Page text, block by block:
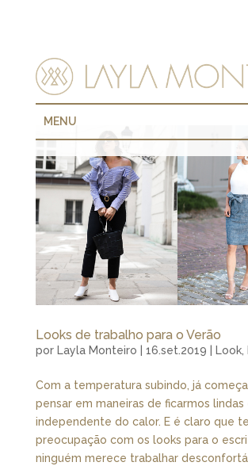
MENU
Looks de trabalho para o Verão
por Layla Monteiro 16.set.2019 Look,
Com a temperatura subindo, já
pensar em maneiras de ficarmos
independente do calor. E é claro que
preocupação com os looks para o
ninguém merece trabalhar